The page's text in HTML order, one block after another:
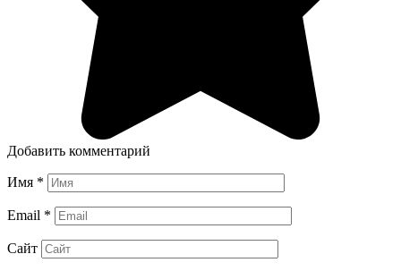
Добавить комментарий
Имя *
Email *
Сайт